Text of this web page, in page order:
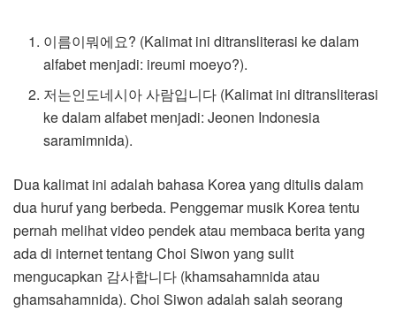
이름이뭐에요? (Kalimat ini ditransliterasi ke dalam
alfabet menjadi: ireumi moeyo?).
저는인도네시아 사람입니다 (Kalimat ini ditransliterasi
ke dalam alfabet menjadi: Jeonen Indonesia
saramimnida).
Dua kalimat ini adalah bahasa Korea yang ditulis dalam
dua huruf yang berbeda. Penggemar musik Korea tentu
pernah melihat video pendek atau membaca berita yang
ada di internet tentang Choi Siwon yang sulit
mengucapkan 감사합니다 (khamsahamnida atau
ghamsahamnida). Choi Siwon adalah salah seorang